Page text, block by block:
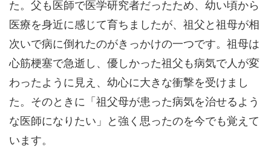
た。父も医師で医学研究者だったため、幼い頃から
医療を身近に感じて育ちましたが、祖父と祖母が相
次いで病に倒れたのがきっかけの一つです。祖母は
心筋梗塞で急逝し、優しかった祖父も病気で人が変
わったように見え、幼心に大きな衝撃を受けまし
た。そのときに「祖父母が患った病気を治せるよう
な医師になりたい」と強く思ったのを今でも覚えて
います。